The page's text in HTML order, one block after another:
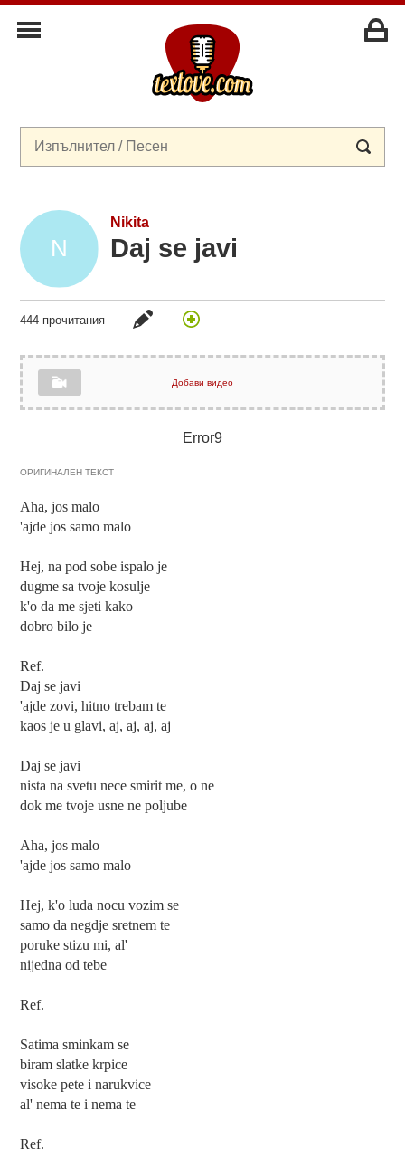
Nikita
Daj se javi
444 прочитания
Добави видео
Error9
ОРИГИНАЛЕН ТЕКСТ
Aha, jos malo
'ajde jos samo malo
Hej, na pod sobe ispalo je
dugme sa tvoje kosulje
k'o da me sjeti kako
dobro bilo je
Ref.
Daj se javi
'ajde zovi, hitno trebam te
kaos je u glavi, aj, aj, aj, aj
Daj se javi
nista na svetu nece smirit me, o ne
dok me tvoje usne ne poljube
Aha, jos malo
'ajde jos samo malo
Hej, k'o luda nocu vozim se
samo da negdje sretnem te
poruke stizu mi, al'
nijedna od tebe
Ref.
Satima sminkam se
biram slatke krpice
visoke pete i narukvice
al' nema te i nema te
Ref.